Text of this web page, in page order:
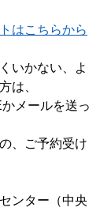
はこちらから
いかない、よ
は、
メールを送っ
、ご予約受け
ンター（中央